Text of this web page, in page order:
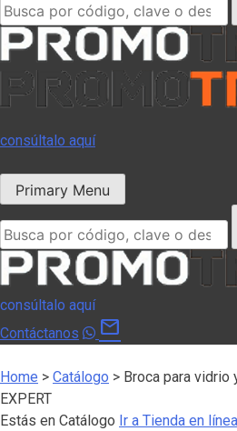
consúltalo aquí
Primary Menu
consúltalo aquí
Contáctanos
mail
Home > Catálogo > Broca para vidrio
EXPERT
Estás en Catálogo Ir a Tienda en línea